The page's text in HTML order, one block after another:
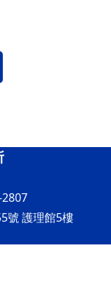
號 護理館5樓